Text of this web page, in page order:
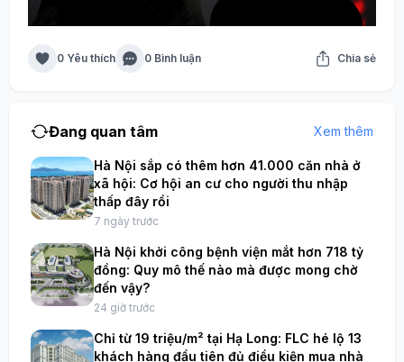
0 Yêu thích 0 Bình luận Chia sẻ
Đang quan tâm Xem thêm
Hà Nội sắp có thêm hơn 41.000 căn nhà ở
xã hội: Cơ hội an cư cho người thu nhập
thấp đây rồi
7 ngày trước
Hà Nội khởi công bệnh viện mắt hơn 718 tỷ
đồng: Quy mô thế nào mà được mong chờ
đến vậy?
24 giờ trước
Chỉ từ 19 triệu/m² tại Hạ Long: FLC hé lộ 13
khách hàng đầu tiên đủ điều kiện mua nhà